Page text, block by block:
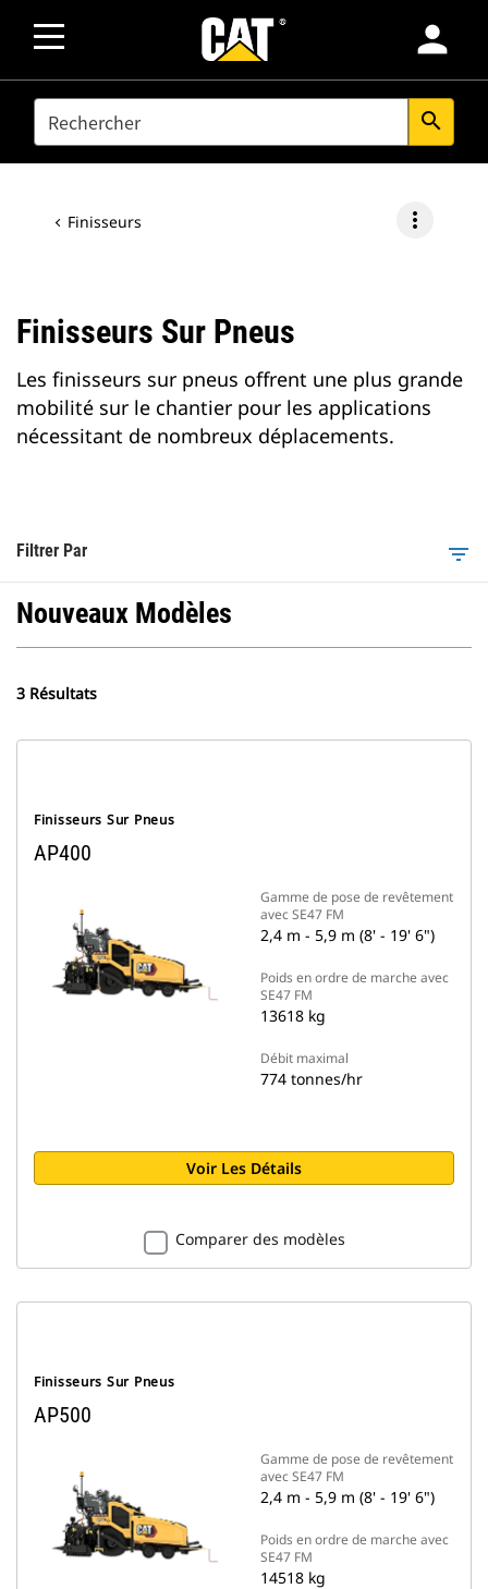
person
SEARCH search
Finisseurs more_vert
Finisseurs Sur Pneus
Les finisseurs sur pneus offrent une plus grande
mobilité sur le chantier pour les applications
nécessitant de nombreux déplacements.
Filtrer Par filter_list
Nouveaux Modèles
3 Résultats
Finisseurs Sur Pneus
AP400
Gamme de pose de revêtement
avec SE47 FM
2,4 m - 5,9 m (8' - 19' 6")
Poids en ordre de marche avec
SE47 FM
13618 kg
Débit maximal
774 tonnes/hr
Voir Les Détails
Comparer des modèles
Finisseurs Sur Pneus
AP500
Gamme de pose de revêtement
avec SE47 FM
2,4 m - 5,9 m (8' - 19' 6")
Poids en ordre de marche avec
SE47 FM
14518 kg